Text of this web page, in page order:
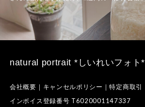
natural portrait *しいれいフォト*
会社概要｜キャンセルポリシー｜特定商取引
インボイス登録番号 T6020001147337